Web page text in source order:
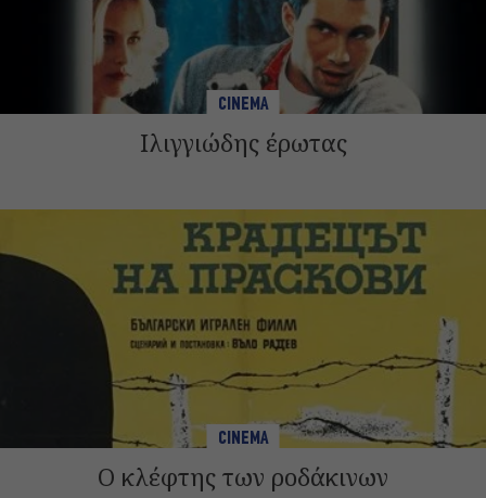
CINEMA
Ιλιγγιώδης έρωτας
CINEMA
Ο κλέφτης των ροδάκινων